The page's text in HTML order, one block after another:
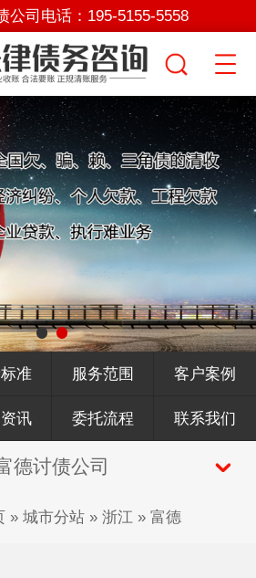
公司电话： 195-5155-5558
准 服务范围 客户案例
讯 委托流程 联系我们
德讨债公司
» 城市分站» 浙江» 富德